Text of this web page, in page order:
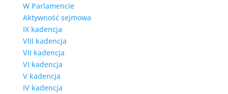
W Parlamencie
Aktywność sejmowa
IX kadencja
VIII kadencja
VII kadencja
VI kadencja
V kadencja
IV kadencja